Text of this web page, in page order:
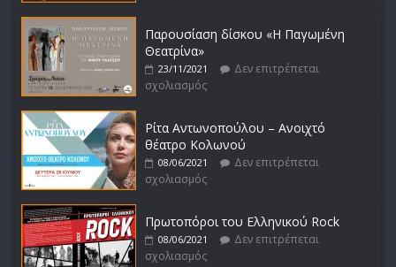
Παρουσίαση δίσκου «Η Παγωμένη
Θεατρίνα»
23/11/2021
Δεν επιτρέπεται
σχολιασμός
Ρίτα Αντωνοπούλου – Ανοιχτό
θέατρο Κολωνού
08/06/2021
Δεν επιτρέπεται
σχολιασμός
Πρωτοπόροι του Ελληνικού Rock
08/06/2021
Δεν επιτρέπεται
σχολιασμός